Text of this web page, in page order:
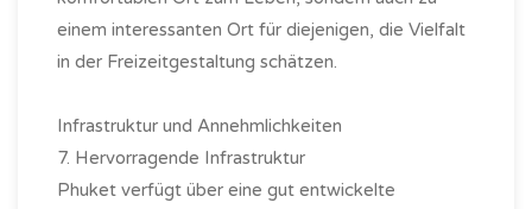
einem interessanten Ort für diejenigen, die Vielfalt
in der Freizeitgestaltung schätzen.
Infrastruktur und Annehmlichkeiten
7. Hervorragende Infrastruktur
Phuket verfügt über eine gut entwickelte